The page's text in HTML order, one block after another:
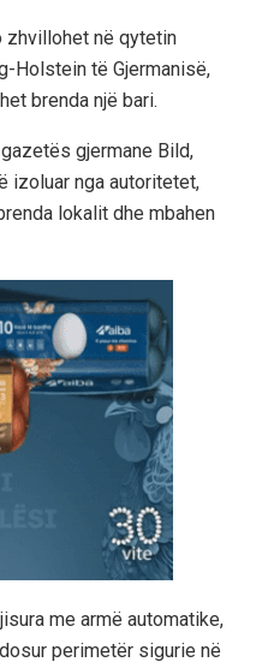
zhvillohet në qytetin
Holstein të Gjermanisë,
brenda një bari.
gjermane Bild,
izoluar nga autoritetet,
lokalit dhe mbahen
me armë automatike,
perimetër sigurie në